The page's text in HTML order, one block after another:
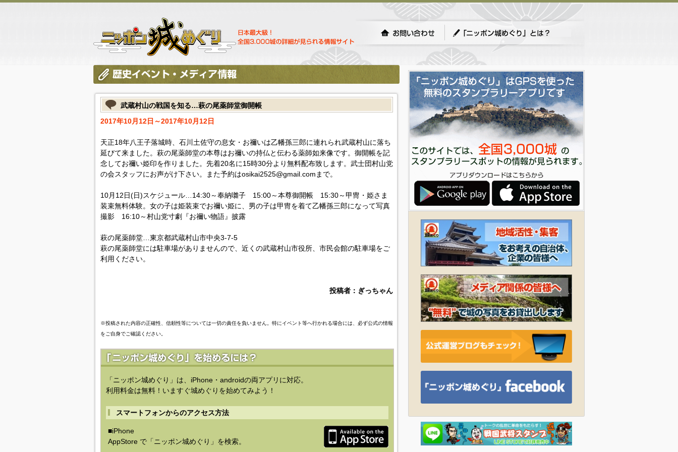
武蔵村山の戦国を知る…萩の尾薬師堂御開帳
2017年10月12日～2017年10月12日
天正18年八王子落城時、石川土佐守の息女・お禰いは乙幡孫三郎に連れられ武蔵村山に落ち
延びて来ました。萩の尾薬師堂の本尊はお禰いの持仏と伝わる薬師如来像です。御開帳を記
念してお禰い姫印を作りました。先着20名に15時30分より無料配布致します。武士団村山党
の会スタッフにお声がけ下さい。また予約はosikai2525@gmail.comまで。
10月12日(日)スケジュール…14:30～奉納囃子 15:00～本尊御開帳 15:30～甲冑・姫さま
装束無料体験。女の子は姫装束でお禰い姫に、男の子は甲冑を着て乙幡孫三郎になって写真
撮影 16:10～村山党寸劇『お禰い物語』披露
萩の尾薬師堂…東京都武蔵村山市中央3-7-5
萩の尾薬師堂には駐車場がありませんので、近くの武蔵村山市役所、市民会館の駐車場をご
利用ください。
投稿者：ぎっちゃん
※投稿された内容の正確性、信頼性等については一切の責任を負いません。特にイベント等へ行かれる場合には、必ず公式の情報
をご自身でご確認ください。
「ニッポン城めぐり」は、iPhone・androidの両アプリに対応。
利用料金は無料！いますぐ城めぐりを始めてみよう！
スマートフォンからのアクセス方法
■iPhone
AppStore で「ニッポン城めぐり」を検索。